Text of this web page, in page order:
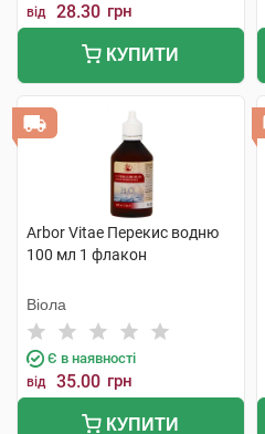
від 28.30 грн
КУПИТИ
Arbor Vitae Перекис водню
100 мл 1 флакон
Віола
Є в наявності
від 35.00 грн
КУПИТИ